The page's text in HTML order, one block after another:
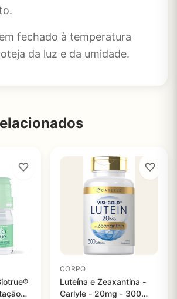
fechado à temperatura
da luz e da umidade.
CORPO
Luteína e Zeaxantina -
Carlyle - 20mg - 300